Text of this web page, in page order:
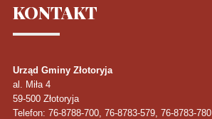
KONTAKT
Urząd Gminy Złotoryja
al. Miła 4
59-500 Złotoryja
Telefon: 76-8788-700, 76-8783-579, 76-8783-780